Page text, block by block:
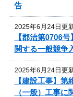
告
2025年6月24日更
【郡治第0706
関する一般競争
2025年6月24日更
【建設工事】
（一般）工事